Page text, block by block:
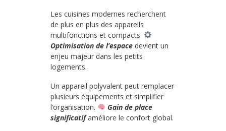
Les cuisines modernes recherchent
de plus en plus des appareils
multifonctions et compacts.
Optimisation de l’espace devient un
enjeu majeur dans les petits
logements.
Un appareil polyvalent peut remplacer
plusieurs équipements et simplifier
l’organisation.
Gain de place
significatifaméliore le confort global.